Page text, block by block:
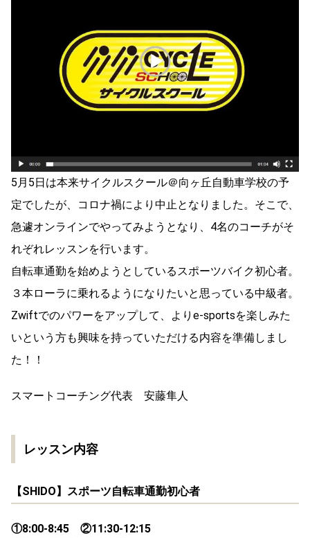
5月5日は本来サイクルスクール＠向ヶ丘自動車学校の予
定でしたが、コロナ禍により中止となりました。そこで、
急遽オンラインでやってみようとなり、4名のコーチがそ
れぞれレッスンを行います。
自転車通勤を始めようとしているスポーツバイク初心者。
３本ローラに乗れるようになりたいと思っている中級者。
Zwiftでのパワーをアップして、よりe-sportsを楽しみた
いという方も興味を持っていただける内容を準備しまし
た！！
スマートコーチング代表 安藤隼人
レッスン内容
【SHIDO】スポーツ自転車通勤初心者
①8:00-8:45 ②11:30-12:15